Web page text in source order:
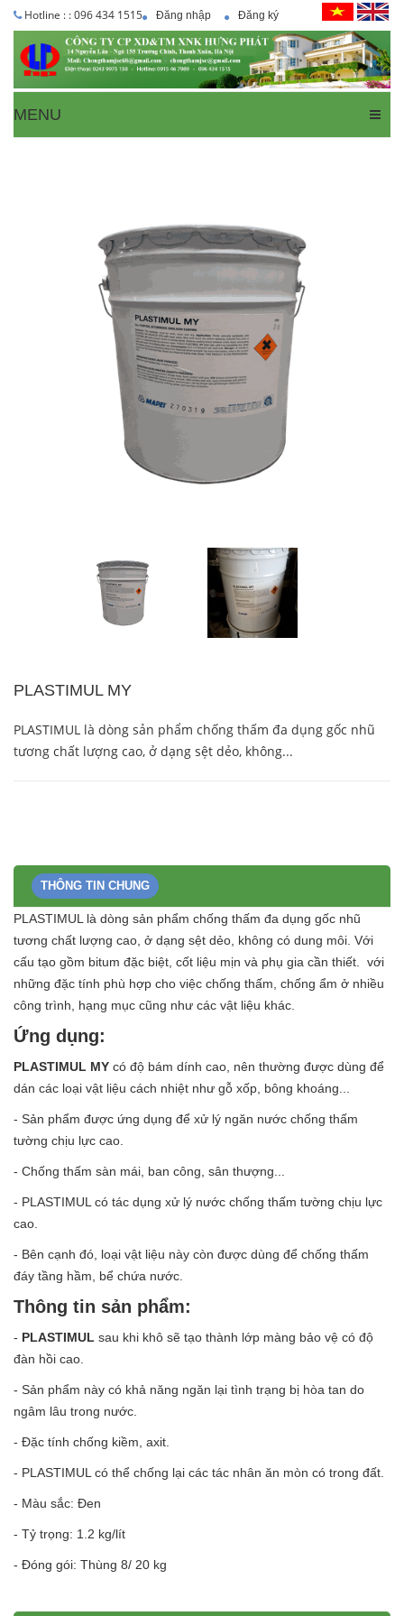
Hotline : : 096 434 1515 Đăng nhập Đăng ký
MENU
PLASTIMUL MY
PLASTIMUL là dòng sản phẩm chống thấm đa dụng gốc nhũ
tương chất lượng cao, ở dạng sệt dẻo, không...
THÔNG TIN CHUNG
PLASTIMUL là dòng sản phẩm chống thấm đa dụng gốc nhũ
tương chất lượng cao, ở dạng sệt dẻo, không có dung môi. Với
cấu tạo gồm bitum đặc biệt, cốt liệu mịn và phụ gia cần thiết. với
những đặc tính phù hợp cho việc chống thấm, chống ẩm ở nhiều
công trình, hạng mục cũng như các vật liệu khác.
Ứng dụng:
PLASTIMUL MY có độ bám dính cao, nên thường được dùng để
dán các loại vật liệu cách nhiệt như gỗ xốp, bông khoáng...
- Sản phẩm được ứng dụng để xử lý ngăn nước chống thấm
tường chịu lực cao.
- Chống thấm sàn mái, ban công, sân thượng...
- PLASTIMUL có tác dụng xử lý nước chống thấm tường chịu lực
cao.
- Bên cạnh đó, loại vật liệu này còn được dùng để chống thấm
đáy tầng hầm, bể chứa nước.
Thông tin sản phẩm:
- PLASTIMUL sau khi khô sẽ tạo thành lớp màng bảo vệ có độ
đàn hồi cao.
- Sản phẩm này có khả năng ngăn lại tình trạng bị hòa tan do
ngâm lâu trong nước.
- Đặc tính chống kiềm, axit.
- PLASTIMUL có thể chống lại các tác nhân ăn mòn có trong đất.
- Màu sắc: Đen
- Tỷ trọng: 1.2 kg/lít
- Đóng gói: Thùng 8/ 20 kg